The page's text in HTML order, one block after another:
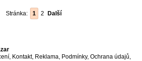
Stránka: 1 2 Další
, Kontakt, Reklama, Podmínky, Ochrana údajů,